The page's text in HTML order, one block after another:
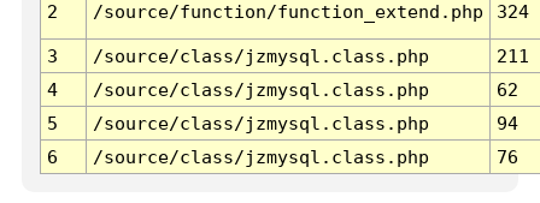
2 /source/function/function_extend.php 324
3 /source/class/jzmysql.class.php
211
4
/source/class/jzmysql.class.php
62
5
/source/class/jzmysql.class.php
94
6
/source/class/jzmysql.class.php 76